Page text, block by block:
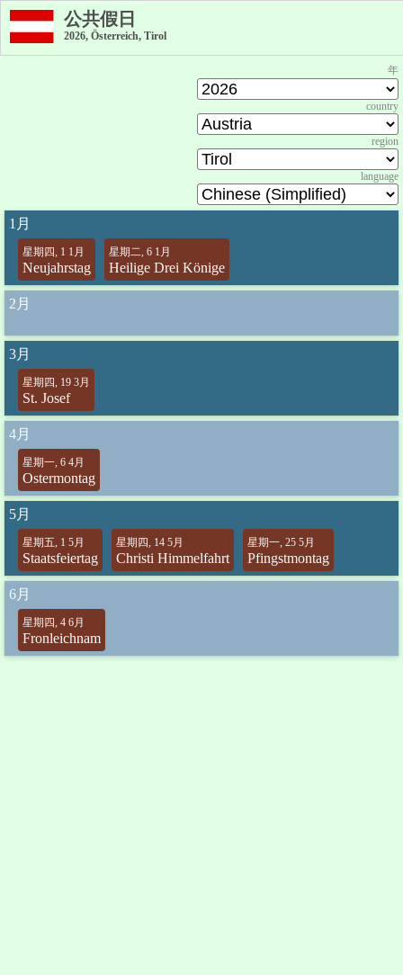
公共假日
2026, Österreich, Tirol
年
country
region
language
1月
星期四, 1 1月
Neujahrstag
星期二, 6 1月
Heilige Drei Könige
2月
3月
星期四, 19 3月
St. Josef
4月
星期一, 6 4月
Ostermontag
5月
星期五, 1 5月
Staatsfeiertag
星期四, 14 5月
Christi Himmelfahrt
星期一, 25 5月
Pfingstmontag
6月
星期四, 4 6月
Fronleichnam